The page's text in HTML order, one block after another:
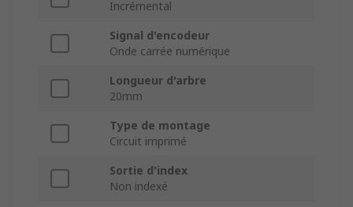
Incrémental
Signal d'encodeur
Onde carrée numérique
Longueur d'arbre
20mm
Type de montage
Circuit imprimé
Sortie d'index
Non indexé